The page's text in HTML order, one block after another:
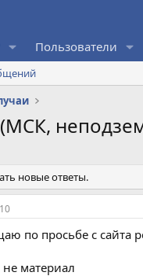
Пользователи
новые ответы.
по просьбе с сайта
не материал